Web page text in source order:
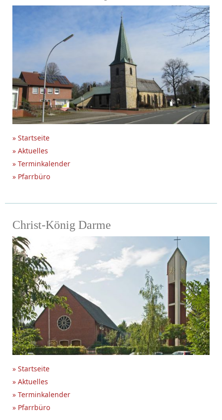
» Startseite
» Aktuelles
» Terminkalender
» Pfarrbüro
Christ-König Darme
» Startseite
» Aktuelles
» Terminkalender
» Pfarrbüro